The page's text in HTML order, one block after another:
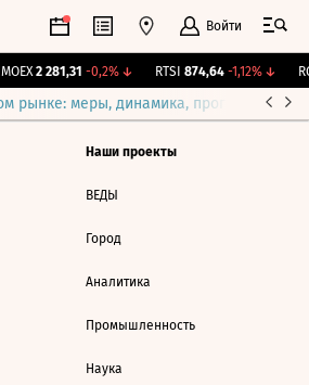
Войти
IMOEX 2 281,31 -0,2%↓ RTSI 874,64 -1,12%↓
рынке: меры, динамика, прогнозы
Наши проекты
ВЕДЫ
Город
Аналитика
Промышленность
Наука